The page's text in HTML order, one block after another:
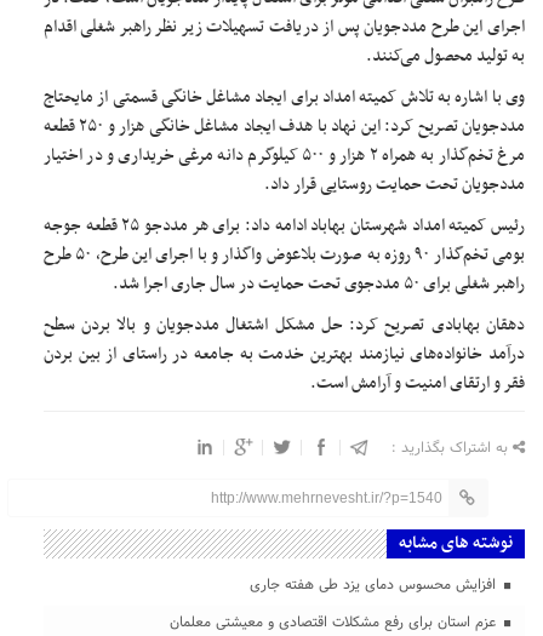
اجرای این طرح مددجویان پس از دریافت تسهیلات زیر نظر راهبر شغلی اقدام
به تولید محصول می‌کنند.
وی با اشاره به تلاش کمیته امداد برای ایجاد مشاغل خانگی قسمتی از مایحتاج
مددجویان تصریح کرد: این نهاد با هدف ایجاد مشاغل خانگی هزار و ۲۵۰ قطعه
مرغ تخم‌گذار به همراه ۲ هزار و ۵۰۰ کیلوگرم دانه مرغی خریداری و در اختیار
مددجویان تحت حمایت روستایی قرار داد.
رئیس کمیته امداد شهرستان بهاباد ادامه داد: برای هر مددجو ۲۵ قطعه جوجه
بومی تخم‌گذار ۹۰ روزه به صورت بلاعوض واگذار و با اجرای این طرح، ۵۰ طرح
راهبر شغلی برای ۵۰ مددجوی تحت حمایت در سال جاری اجرا شد.
دهقان بهابادی تصریح کرد: حل مشکل اشتغال مددجویان و بالا بردن سطح
درآمد خانواده‌های نیازمند بهترین خدمت به جامعه در راستای از بین بردن
فقر و ارتقای امنیت و آرامش است.
به اشتراک بگذارید :
http://www.mehrnevesht.ir/?p=1540
نوشته های مشابه
افزایش محسوس دمای یزد طی هفته جاری
عزم استان برای رفع مشکلات اقتصادی و معیشتی معلمان